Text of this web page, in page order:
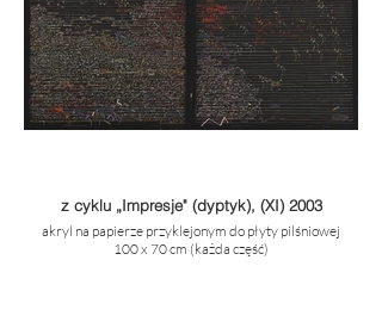
z cyklu „Impresje" (dyptyk), (XI) 2003
akryl na papierze przyklejonym do płyty pilśniowej
100 x 70 cm (każda część)